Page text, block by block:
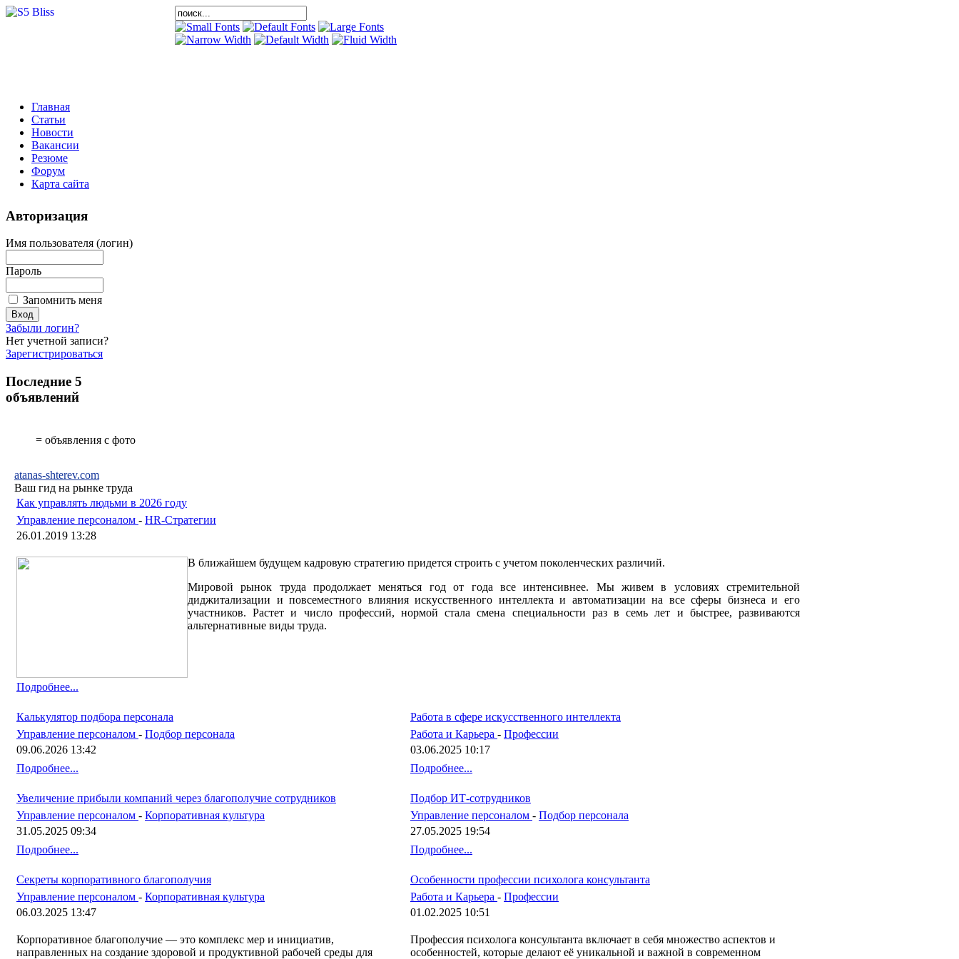
Главная
Статьи
Новости
Вакансии
Резюме
Форум
Карта сайта
Авторизация
Имя пользователя (логин)
Пароль
Запомнить меня
Забыли логин?
Нет учетной записи?
Зарегистрироваться
Последние 5
объявлений
= объявления с фото
atanas-shterev.com
Ваш гид на рынке труда
Как управлять людьми в 2026 году
Управление персоналом - HR-Стратегии
26.01.2019 13:28
В ближайшем будущем кадровую стратегию придется строить с учетом поколенческих различий.
Мировой рынок труда продолжает меняться год от года все интенсивнее. Мы живем в условиях стремительной
диджитализации и повсеместного влияния искусственного интеллекта и автоматизации на все сферы бизнеса и его
участников. Растет и число профессий, нормой стала смена специальности раз в семь лет и быстрее, развиваются
альтернативные виды труда.
Подробнее...
Калькулятор подбора персонала
Управление персоналом - Подбор персонала
09.06.2026 13:42
Подробнее...
Увеличение прибыли компаний через благополучие сотрудников
Управление персоналом - Корпоративная культура
31.05.2025 09:34
Подробнее...
Секреты корпоративного благополучия
Управление персоналом - Корпоративная культура
06.03.2025 13:47
Корпоративное благополучие — это комплекс мер и инициатив,
направленных на создание здоровой и продуктивной рабочей среды для
Работа в сфере искусственного интеллекта
Работа и Карьера - Профессии
03.06.2025 10:17
Подробнее...
Подбор ИТ-сотрудников
Управление персоналом - Подбор персонала
27.05.2025 19:54
Подробнее...
Особенности профессии психолога консультанта
Работа и Карьера - Профессии
01.02.2025 10:51
Профессия психолога консультанта включает в себя множество аспектов и
особенностей, которые делают её уникальной и важной в современном